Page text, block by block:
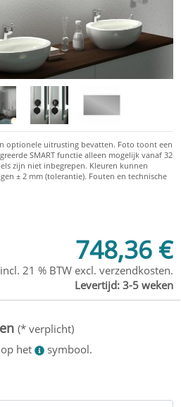
748,36 €
incl. 21 % BTW excl. verzendkosten.
Levertijd: 3-5 weken